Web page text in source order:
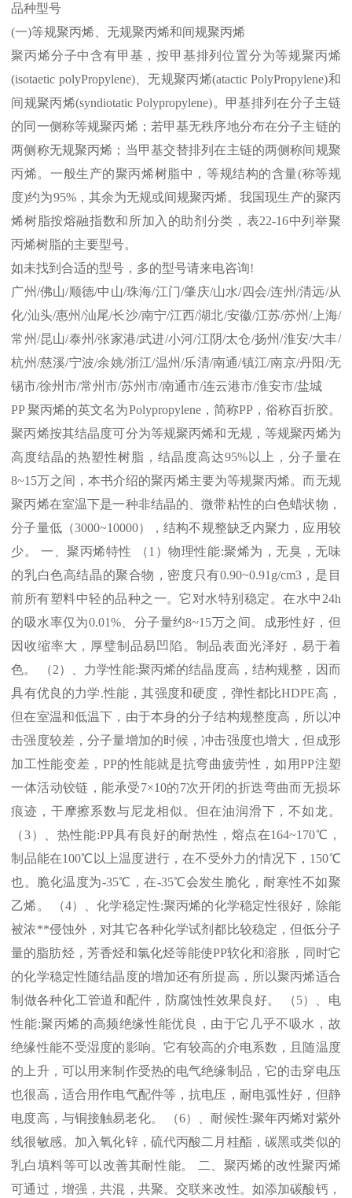
品种型号
(一)等规聚丙烯、无规聚丙烯和间规聚丙烯
聚丙烯分子中含有甲基，按甲基排列位置分为等规聚丙烯
(isotaetic polyPropylene)、无规聚丙烯(atactic PolyPropylene)和
间规聚丙烯(syndiotatic Polypropylene)。甲基排列在分子主链
的同一侧称等规聚丙烯；若甲基无秩序地分布在分子主链的
两侧称无规聚丙烯；当甲基交替排列在主链的两侧称间规聚
丙烯。一般生产的聚丙烯树脂中，等规结构的含量(称等规
度)约为95%，其余为无规或间规聚丙烯。我国现生产的聚丙
烯树脂按熔融指数和所加入的助剂分类，表22-16中列举聚
丙烯树脂的主要型号。
如未找到合适的型号，多的型号请来电咨询!
广州/佛山/顺德/中山/珠海/江门/肇庆/山水/四会/连州/清远/从
化/汕头/惠州/汕尾/长沙/南宁/江西/湖北/安徽/江苏/苏州/上海/
常州/昆山/泰州/张家港/武进/小河/江阴/太仓/扬州/淮安/大丰/
杭州/慈溪/宁波/余姚/浙江/温州/乐清/南通/镇江/南京/丹阳 /无
锡市/徐州市/常州市/苏州市/南通市/连云港市/淮安市/盐城
PP聚丙烯的英文名为Polypropylene，简称PP，俗称百折胶。
聚丙烯按其结晶度可分为等规聚丙烯和无规，等规聚丙烯为
高度结晶的热塑性树脂，结晶度高达95%以上，分子量在
8~15万之间，本书介绍的聚丙烯主要为等规聚丙烯。而无规
聚丙烯在室温下是一种非结晶的、微带粘性的白色蜡状物，
分子量低（3000~10000），结构不规整缺乏内聚力，应用较
少。 一、聚丙烯特性 （1 ）物理性能:聚烯为，无臭，无味
的乳白色高结晶的聚合物，密度只有0.90~0.91g/cm3，是目
前所有塑料中轻的品种之一。它对水特别稳定。在水中 24h
的吸水率仅为0.01%、分子量约8~15万之间。成形性好，但
因收缩率大，厚璧制品易凹陷。制品表面光泽好，易于着
色。 （2）、力学性能:聚丙烯的结晶度高，结构规整，因而
具有优良的力学.性能，其强度和硬度，弹性都比HDPE高，
但在室温和低温下，由于本身的分子结构规整度高，所以冲
击强度较差，分子量增加的时候，冲击强度也增大，但成形
加工性能变差， PP的性能就是抗弯曲疲劳性，如用PP注塑
一体活动铰链，能承受7×10的7次开闭的折迭弯曲而无损坏
痕迹，干摩擦系数与尼龙相似。但在油润滑下，不如龙。
（3）、热性能:PP具有良好的耐热性，熔点在164~170℃ ，
制品能在100℃ 以上温度进行，在不受外力的情况下， 150℃
也。脆化温度为-35℃ ，在-35℃会发生脆化，耐寒性不如聚
乙烯。 （4）、化学稳定性:聚丙烯的化学稳定性很好，除能
被浓**侵蚀外，对其它各种化学试剂都比较稳定，但低分子
量的脂肪烃，芳香烃和氯化烃等能使PP软化和溶胀，同时它
的化学稳定性随结晶度的增加还有所提高，所以聚丙烯适合
制做各种化工管道和配件，防腐蚀性效果良好。 （5）、电
性能:聚丙烯的高频绝缘性能优良，由于它几乎不吸水，故
绝缘性能不受湿度的影响。它有较高的介电系数，且随温度
的上升，可以用来制作受热的电气绝缘制品，它的击穿电压
也很高，适合用作电气配件等，抗电压，耐电弧性好，但静
电度高，与铜接触易老化。 （6）、耐候性:聚年丙烯对紫外
线很敏感。加入氧化锌，硫代丙酸二月桂酯，碳黑或类似的
乳白填料等可以改善其耐性能。 二、聚丙烯的改性聚丙烯
可通过，增强，共混，共聚。交联来改性。如添加碳酸钙，